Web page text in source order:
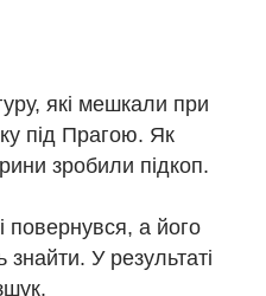
які мешкали при
під Прагою. Як
зробили підкоп.
повернувся, а його
знайти. У результаті